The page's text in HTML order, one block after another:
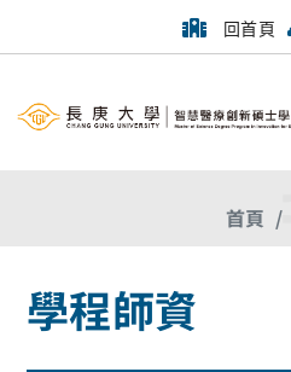
回首頁
首頁
學程師資